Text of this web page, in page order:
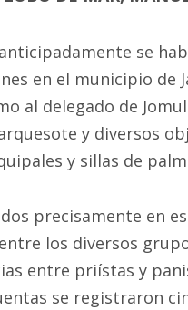
se
en el municipio de
al delegado de
y diversos
y sillas de
precisamente en
los diversos
entre priístas y
se registraron